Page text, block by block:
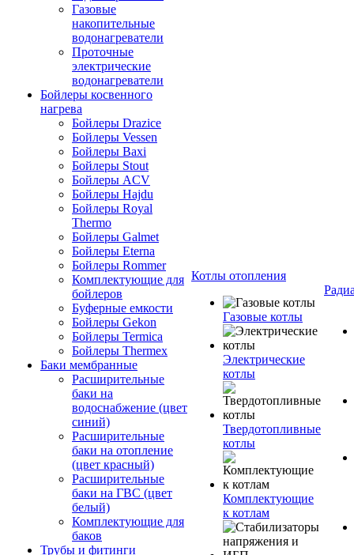
Газовые
накопительные
водонагреватели
Проточные
электрические
водонагреватели
Бойлеры косвенного
нагрева
Бойлеры Drazice
Бойлеры Vessen
Бойлеры Baxi
Бойлеры Stout
Бойлеры ACV
Бойлеры Hajdu
Бойлеры Royal
Thermo
Бойлеры Galmet
Бойлеры Eterna
Бойлеры Rommer
Комплектующие для
бойлеров
Буферные емкости
Бойлеры Gekon
Бойлеры Termica
Бойлеры Thermex
Баки мембранные
Расширительные
баки на
водоснабжение (цвет
синий)
Расширительные
баки на отопление
(цвет красный)
Расширительные
баки на ГВС (цвет
белый)
Комплектующие для
баков
Трубы и фитинги
Котлы отопления
Газовые котлы
Электрические
котлы
Твердотопливные
котлы
Комплектующие
к котлам